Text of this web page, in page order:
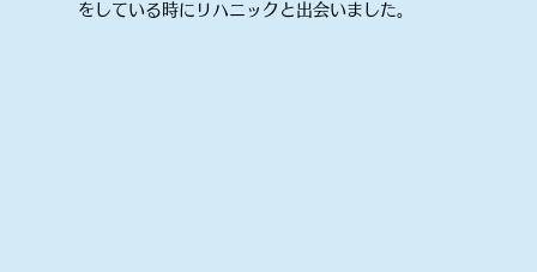
をしている時にリハニックと出会いました。